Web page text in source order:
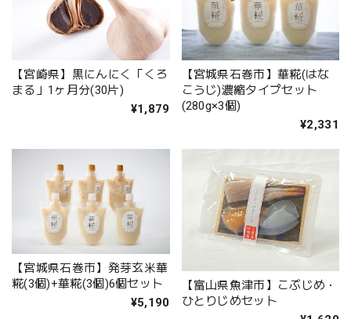
【宮崎県】黒にんにく「くろ
まる」1ヶ月分(30片)
¥1,879
【宮城県石巻市】華糀(はな
こうじ)濃縮タイプセット
(280g×3個)
¥2,331
【宮城県石巻市】発芽玄米華
糀(3個)+華糀(3個)6個セット
¥5,190
【富山県魚津市】こぶじめ・
ひとりじめセット